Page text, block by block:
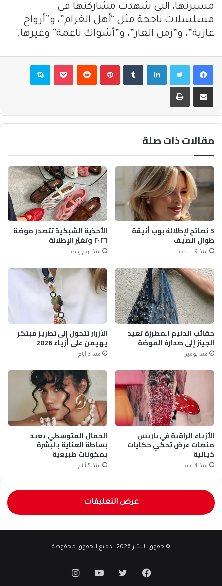
مسيرتها، التي شهدت مشاركتها في
مسلسلات ناجحة مثل “أهل الغرام”، و”أرواح
عارية”، و”زمن العار”، و”أشواك ناعمة” وغيرها.
فيسبوكتويتر لينكدإن بينتيريست بوكيت سكايب
مشاركة عبر البريد طباعة
مقالات ذات صلة
5 نصائح لإطلالة بوب أنيقة
طوال الصيف
منذ 9 ساعات
الأحذية الشبكية تتصدر موضة
٢٠٢٦ وتغيّر الإطلالة
منذ يوم واحد
حقائب الدنيم المطرزة تعيد
الجينز إلى صدارة الموضة
منذ يومين
الأزرار تتحول إلى تطريز مبتكر
يهيمن على أزياء 2026
منذ 3 أيام
الأزياء الراقية في باريس
منصات عرض تحكي حكايات
خيالية
منذ 4 أيام
الجمال المتوسطي يعيد
بساطة العناية بالبشرة
بمكونات طبيعية
منذ 5 أيام
عرض التعليقات
© حقوق النشر 2026، جميع الحقوق محفوظة
فيسبوكتويتر يوتيوبانستقرام